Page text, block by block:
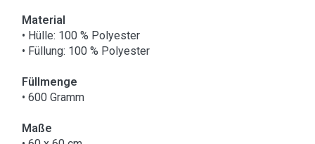
Material
• Hülle: 100 % Polyester
• Füllung: 100 % Polyester
Füllmenge
• 600 Gramm
Maße